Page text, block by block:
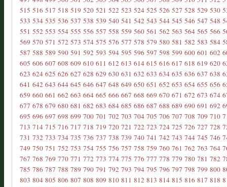
515 516 517 518 519 520 521 522 523 524 525 526 527 528 529 530
533 534 535 536 537 538 539 540 541 542 543 544 545 546 547 548
551 552 553 554 555 556 557 558 559 560 561 562 563 564 565 566
569 570 571 572 573 574 575 576 577 578 579 580 581 582 583 584
587 588 589 590 591 592 593 594 595 596 597 598 599 600 601 602
605 606 607 608 609 610 611 612 613 614 615 616 617 618 619 620
623 624 625 626 627 628 629 630 631 632 633 634 635 636 637 638
641 642 643 644 645 646 647 648 649 650 651 652 653 654 655 656
659 660 661 662 663 664 665 666 667 668 669 670 671 672 673 674
677 678 679 680 681 682 683 684 685 686 687 688 689 690 691 692
695 696 697 698 699 700 701 702 703 704 705 706 707 708 709 710
713 714 715 716 717 718 719 720 721 722 723 724 725 726 727 728
731 732 733 734 735 736 737 738 739 740 741 742 743 744 745 746
749 750 751 752 753 754 755 756 757 758 759 760 761 762 763 764
767 768 769 770 771 772 773 774 775 776 777 778 779 780 781 782
785 786 787 788 789 790 791 792 793 794 795 796 797 798 799 800
803 804 805 806 807 808 809 810 811 812 813 814 815 816 817 818